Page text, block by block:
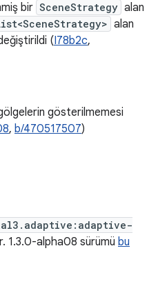
bir SceneStrategy alan
alan
(I78b2c,
gösterilmemesi
, b/470517507)
1.3.0-alpha08 sürümü bu